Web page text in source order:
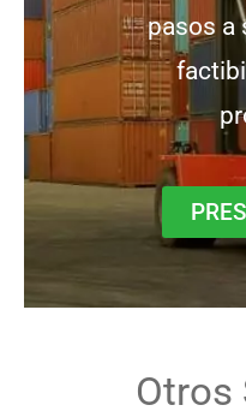
pasos a
Otros